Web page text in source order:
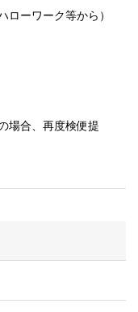
ローワーク等から）
場合、再度検便提